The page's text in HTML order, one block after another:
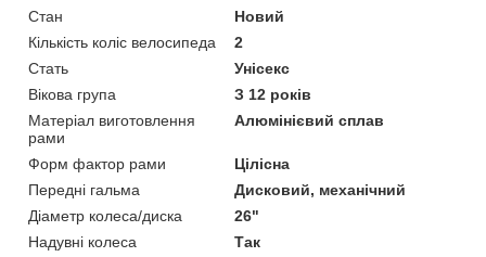
Стан
Новий
Кількість коліс велосипеда
2
Стать
Унісекс
Вікова група
З 12 років
Матеріал виготовлення
рами
Алюмінієвий сплав
Форм фактор рами
Цілісна
Передні гальма
Дисковий, механічний
Діаметр колеса/диска
26"
Надувні колеса
Так